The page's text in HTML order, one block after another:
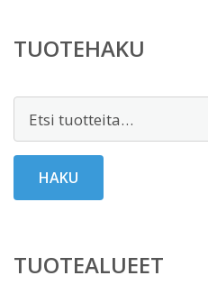
TUOTEHAKU
HAKU
TUOTEALUEET